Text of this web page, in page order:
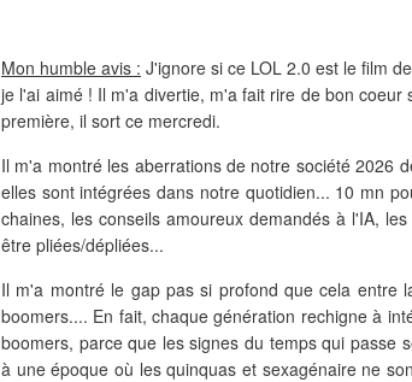
Mon humble avis : J'ignore si ce LOL 2.0 est le film
je l'ai aimé ! Il m'a divertie, m'a fait rire de bon coeur
première, il sort ce mercredi.
Il m'a montré les aberrations de notre société 2026
elles sont intégrées dans notre quotidien... 10 mn
chaines, les conseils amoureux demandés à l'IA,
être pliées/dépliées...
Il m'a montré le gap pas si profond que cela entre
boomers.... En fait, chaque génération rechigne à
boomers, parce que les signes du temps qui passe
à une époque où les quinquas et sexagénaire ne